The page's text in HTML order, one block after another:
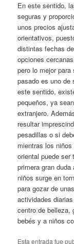
En este sentido,
seguras y
unos precios
orientativos,
distintas fechas
opciones
pero lo mejor
pasado es uno de
este sentido,
pequeños, ya
extranjero.
resultar
pesadillas o si
mientras los
oriental puede
primera gran
niños surge en
para gozar de
actividades
centro de belleza,
bebés y a niños
Esta entrada fue